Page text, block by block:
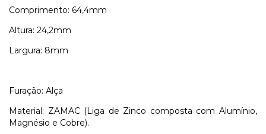
Comprimento: 64,4mm
Altura: 24,2mm
Largura: 8mm
Furação: Alça
Material: ZAMAC (Liga de Zinco composta com Alumínio,
Magnésio e Cobre).